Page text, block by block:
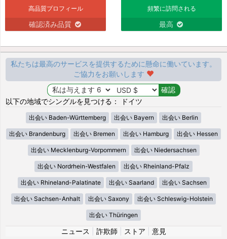
高品質プロフィール
確認済み品質
頻繁に訪問される
最高
私たちは最高のサービスを提供するために懸命に働いています。
ご協力をお願いします
以下の地域でシングルを見つける： ドイツ
出会い Baden-Württemberg 出会い Bayern 出会い Berlin
出会い Brandenburg 出会い Bremen 出会い Hamburg 出会い Hessen
出会い Mecklenburg-Vorpommern 出会い Niedersachsen
出会い Nordrhein-Westfalen 出会い Rheinland-Pfalz
出会い Rhineland-Palatinate 出会い Saarland 出会い Sachsen
出会い Sachsen-Anhalt 出会い Saxony 出会い Schleswig-Holstein
出会い Thüringen
ニュース 詐欺師 ストア
意見